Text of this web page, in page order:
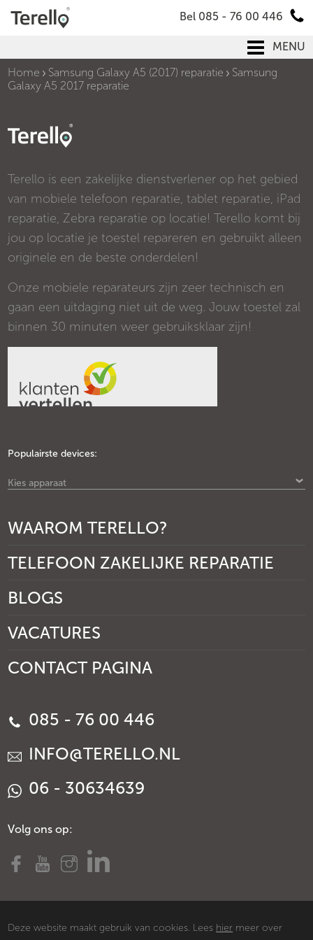
Bel 085 - 76 00 446
MENU
Home
Samsung Galaxy A5 (2017) reparatie
Samsung
Galaxy A5 2017 reparatie
Terello is een zakelijke dienstverlener op het gebied
van mobiele telefoon reparatie, tablet reparatie, iPad
reparatie, Zebra reparatie op locatie! Terello komt bij
jou op locatie je toestel repareren en gebruikt alleen
originele en de beste onderdelen!
Onze mobiele reparateurs zijn zeer technisch en
gaan een uitdaging niet uit de weg. Jouw toestel zal
binnen 30 minuten weer gebruiksklaar zijn!
Populairste devices:
Kies apparaat
WAAROM TERELLO?
TELEFOON ZAKELIJKE REPARATIE
BLOGS
VACATURES
CONTACT PAGINA
085 - 76 00 446
INFO@TERELLO.NL
06 - 30634639
Volg ons op:
Deze website maakt gebruik van cookies. Lees hier meer over